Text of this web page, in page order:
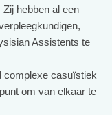
hebben al een
Assistents te
complexe casuïstiek
om van elkaar te